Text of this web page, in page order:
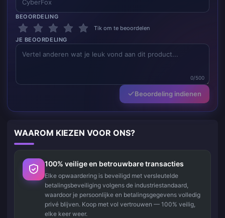
BEOORDELING
Tik om te beoordelen
JE BEOORDELING
0/500
Beoordeling indienen
WAAROM KIEZEN VOOR ONS?
100% veilige en betrouwbare transacties
Elke opwaardering is beveiligd met versleutelde
betalingsbeveiliging volgens de industriestandaard,
waardoor je persoonlijke en betalingsgegevens volledig
privé blijven. Koop met vol vertrouwen — 100% veilig,
elke keer weer.